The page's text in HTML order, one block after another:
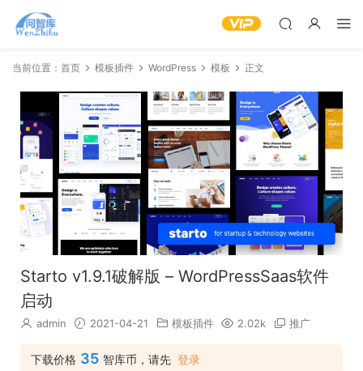
当前位置： 首页 模板插件 WordPress 模板 正文
Starto v1.9.1破解版 – WordPressSaas软件
启动
admin 2021-04-21 模板插件 2.02k 推广
下载价格 35 智库币，请先 登录